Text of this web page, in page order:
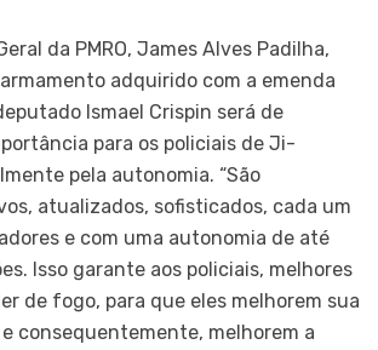
da PMRO, James Alves Padilha,
adquirido com a emenda
Ismael Crispin será de
para os policiais de Ji-
pela autonomia. “São
atualizados, sofisticados, cada um
e com uma autonomia de até
Isso garante aos policiais, melhores
de fogo, para que eles melhorem sua
consequentemente, melhorem a